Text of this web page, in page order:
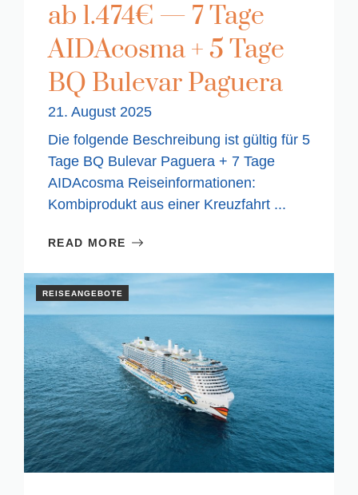
ab 1.474€ — 7 Tage
AIDAcosma + 5 Tage
BQ Bulevar Paguera
21. August 2025
Die folgende Beschreibung ist gültig für 5
Tage BQ Bulevar Paguera + 7 Tage
AIDAcosma Reiseinformationen:
Kombiprodukt aus einer Kreuzfahrt ...
READ MORE
REISEANGEBOTE